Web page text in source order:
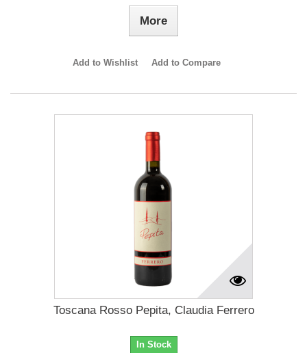
More
Add to Wishlist Add to Compare
Toscana Rosso Pepita, Claudia Ferrero
In Stock